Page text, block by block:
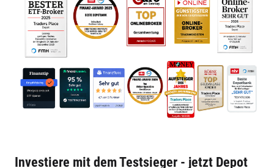
Investiere mit dem Testsieger - jetzt Depot